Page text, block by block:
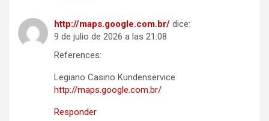
http://maps.google.com.br/ dice:
9 de julio de 2026 a las 21:08
References:
Legiano Casino Kundenservice
http://maps.google.com.br/
Responder